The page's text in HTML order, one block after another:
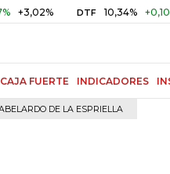
DTF 10,34% +0,10%
CAJA FUERTE INDICADORES
DE LA ESPRIELLA